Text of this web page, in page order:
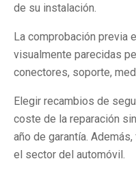
de su instalación.
La comprobación previa
visualmente parecidas
conectores, soporte,
Elegir recambios de
coste de la reparación
año de garantía.
el sector del automóvil.